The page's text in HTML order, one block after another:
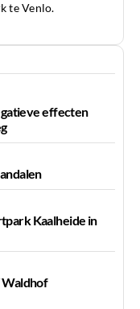
te Venlo.
effecten
Kaalheide in
Waldhof